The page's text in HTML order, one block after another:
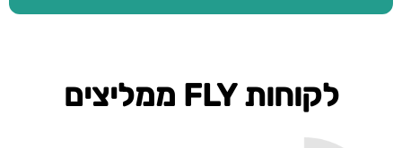
לבן
לקוחות FLY ממליצים